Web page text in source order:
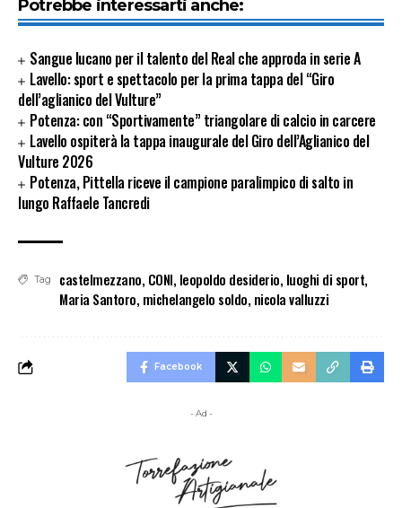
Potrebbe interessarti anche:
Sangue lucano per il talento del Real che approda in serie A
Lavello: sport e spettacolo per la prima tappa del “Giro
dell’aglianico del Vulture”
Potenza: con “Sportivamente” triangolare di calcio in carcere
Lavello ospiterà la tappa inaugurale del Giro dell’Aglianico del
Vulture 2026
Potenza, Pittella riceve il campione paralimpico di salto in
lungo Raffaele Tancredi
Tag castelmezzano, CONI, leopoldo desiderio, luoghi di sport,
Maria Santoro, michelangelo soldo, nicola valluzzi
Facebook
- Ad -